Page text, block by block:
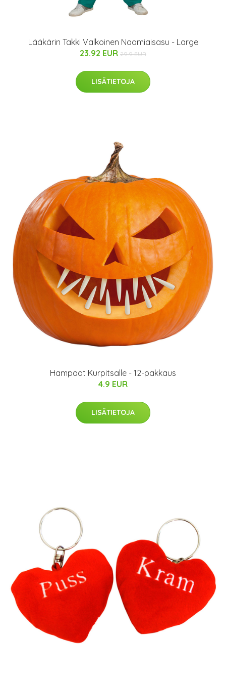
Lääkärin Takki Valkoinen Naamiaisasu - Large
23.92 EUR 29.9 EUR
LISÄTIETOJA
Hampaat Kurpitsalle - 12-pakkaus
4.9 EUR
LISÄTIETOJA